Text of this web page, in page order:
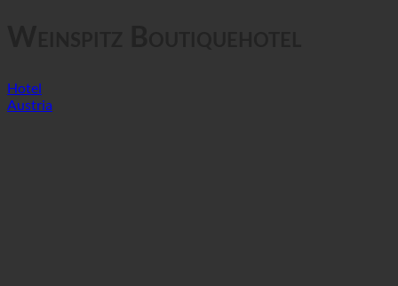
Weinspitz Boutiquehotel